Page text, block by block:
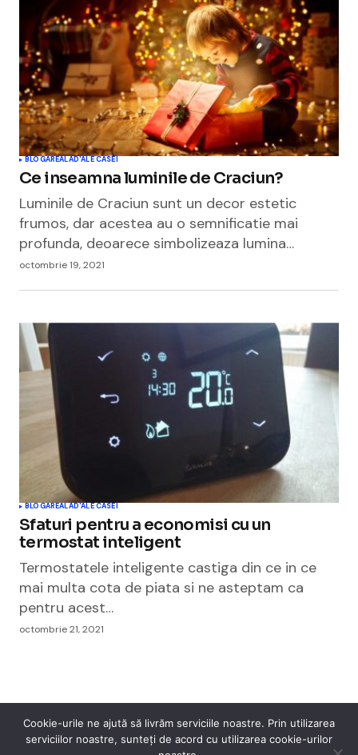
BLOGAREALAD'ALE CASEI
Ce inseamna luminile de Craciun?
Luminile de Craciun sunt un decor estetic
frumos, dar acestea au o semnificatie mai
profunda, deoarece simbolizeaza lumina…
octombrie 19, 2021
BLOGAREALAD'ALE CASEI
Sfaturi pentru a economisi cu un
termostat inteligent
Termostatele inteligente castiga din ce in ce
mai multa cota de piata si ne asteptam ca
pentru acest…
octombrie 21, 2021
Cismigiu Parc
Cookie-urile ne ajută să livrăm serviciile noastre. Prin utilizarea
serviciilor noastre, sunteți de acord cu utilizarea cookie-urilor